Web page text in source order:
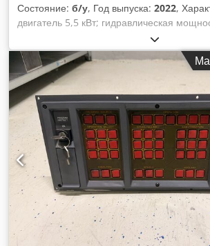
Состояние: б/у, Год выпуска: 2022,
двигатель 5,5 кВт; гидравлическая
установленная мощность 6 кВт.
1250 мм x 900 мм. Вес: 600 кг. Приемное
мм x 570 мм; Ротор: Ø 240 мм x 350 мм.
350 мм. 12 ножей (центральные) + 2 ножа
Сотовые ножи 30 мм x 30 мм,
винтом для лучшей фиксации;
(Другие напряжения по запросу);
варьируется в зависимости от типа
Стандартная окраска: RAL 9010 и RAL
Anlswa